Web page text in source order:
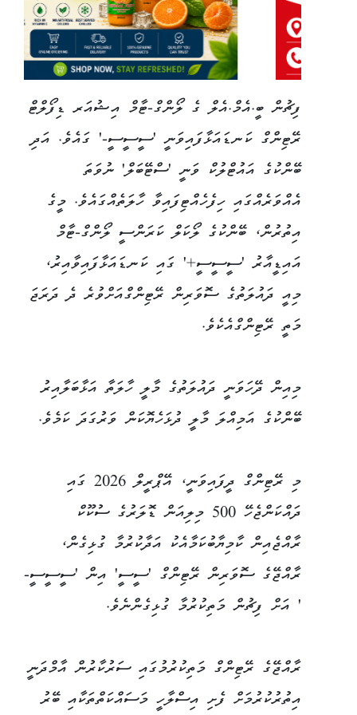
ފިޗުން ބީ.އެމް.އެލް ގެ ލޯންގް-ޓާމް އިޝުއަރ ޑިފޯލްޓް
ރޭޓިންގް ކަނޑައަޅާފައިވަނީ 'ސީސީސީ-' ގައެވެ. އަދި
ބޭންކުގެ އައުޓްލުކް ވަނީ 'ސްޓޭބަލް' ނުވަތަ
އެއްވަރެއްގައި ހިފެހެއްޓިފައިވާ ހާލަތެއްގައެވެ. މީގެ
އިތުރުން، ބޭންކުގެ ލޯކަލް ކަރަންސީ ލޯންގް-ޓާމް
އައިޑީއާރު 'ސީސީސީ+' ގައި ކަނޑައަޅާފައިވާއިރު،
މިއީ ދައުލަތުގެ ސޮވަރިން ރޭޓިންގްއަށްވުރެ ދެ ދަރަޖަ
މަތީ ރޭޓިންގްއެކެވެ.
މިއިން ދޭހަވަނީ ދައުލަތުގެ މާލީ ހާލަތާ އަޅާބަލާއިރު
ބޭންކުގެ އަމިއްލަ މާލީ ދުޅަހެޔޮކަން ވަރުގަދަ ކަމެވެ.
މި ރޭޓިންގް ދީފައިވަނީ، އޭޕްރީލް 2026 ގައި
ދައްކަންޖެހޭ 500 މިލިއަން ޑޮލަރުގެ ސުކޫކް
ރާއްޖެއިން ކާމިޔާބުކަމާއެކު އަދާކުރުމާ ގުޅިގެން،
ރާއްޖޭގެ ސޮވަރިން ރޭޓިންގް 'ސީސީ' އިން 'ސީސީސީ-
' އަށް ފިޗުން މަތިކުރުމާ ގުޅިގެންނެވެ.
ރާއްޖޭގެ ރޭޓިންގް މަތިކުރުމުގައި ސަރުކާރުން އާމްދަނީ
އިތުރުކުރުމަށް ފެށި އިސްލާހީ މަސައްކަތްތަކާއި ބޭރު